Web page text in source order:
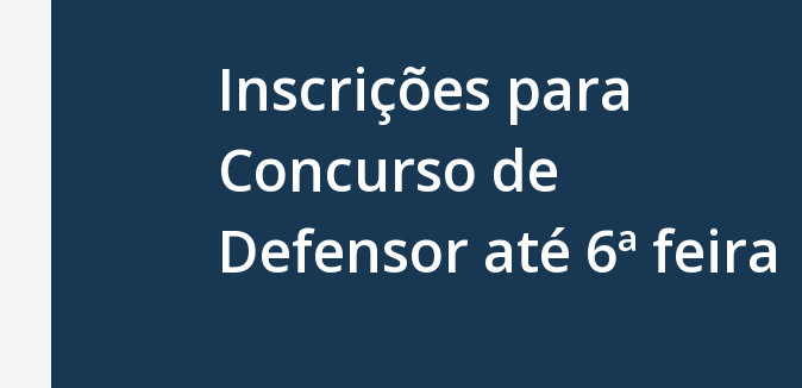
Inscrições para
Concurso de
Defensor até 6ª feira